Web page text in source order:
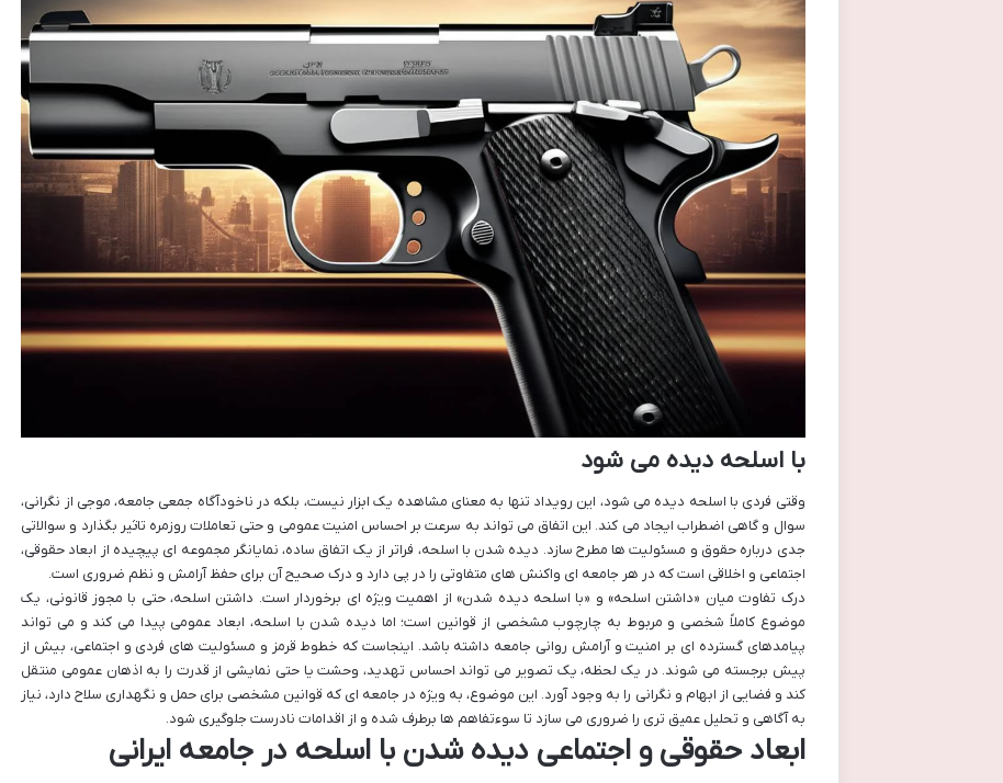
با اسلحه دیده می شود
وقتی فردی با اسلحه دیده می شود، این رویداد تنها به معنای مشاهده یک ابزار نیست، بلکه در ناخودآگاه جمعی جامعه، موجی از نگرانی،
سوال و گاهی اضطراب ایجاد می کند. این اتفاق می تواند به سرعت بر احساس امنیت عمومی و حتی تعاملات روزمره تاثیر بگذارد و سوالاتی
جدی درباره حقوق و مسئولیت ها مطرح سازد. دیده شدن با اسلحه، فراتر از یک اتفاق ساده، نمایانگر مجموعه ای پیچیده از ابعاد حقوقی،
اجتماعی و اخلاقی است که در هر جامعه ای واکنش های متفاوتی را در پی دارد و درک صحیح آن برای حفظ آرامش و نظم ضروری است.
درک تفاوت میان «داشتن اسلحه» و «با اسلحه دیده شدن» از اهمیت ویژه ای برخوردار است. داشتن اسلحه، حتی با مجوز قانونی، یک
موضوع کاملاً شخصی و مربوط به چارچوب مشخصی از قوانین است؛ اما دیده شدن با اسلحه، ابعاد عمومی پیدا می کند و می تواند
پیامدهای گسترده ای بر امنیت و آرامش روانی جامعه داشته باشد. اینجاست که خطوط قرمز و مسئولیت های فردی و اجتماعی، بیش از
پیش برجسته می شوند. در یک لحظه، یک تصویر می تواند احساس تهدید، وحشت یا حتی نمایشی از قدرت را به اذهان عمومی منتقل
کند و فضایی از ابهام و نگرانی را به وجود آورد. این موضوع، به ویژه در جامعه ای که قوانین مشخصی برای حمل و نگهداری سلاح دارد، نیاز
به آگاهی و تحلیل عمیق تری را ضروری می سازد تا سوءتفاهم ها برطرف شده و از اقدامات نادرست جلوگیری شود.
ابعاد حقوقی و اجتماعی دیده شدن با اسلحه در جامعه ایرانی